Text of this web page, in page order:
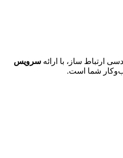
ارتباط ساز، با ارائه سرویس
شما است.